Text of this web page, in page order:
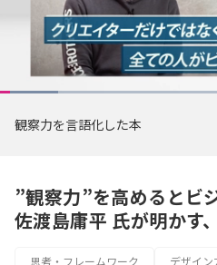
Loaded:
観察力を言語化した本
”観察力”を高めるとビ
佐渡島庸平 氏が明かす
思考・フレームワーク デザイン